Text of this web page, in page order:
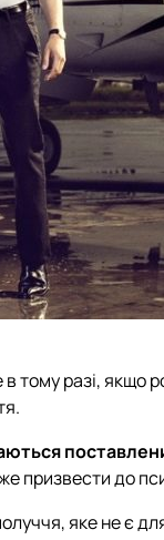
тому разі, якщо
призвести до
яке не є